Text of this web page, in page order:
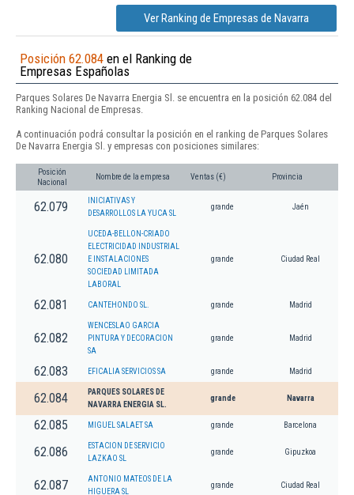
Ver Ranking de Empresas de Navarra
Posición 62.084 en el Ranking de
Empresas Españolas
Parques Solares De Navarra Energia Sl. se encuentra en la posición 62.084 del
Ranking Nacional de Empresas.
A continuación podrá consultar la posición en el ranking de Parques Solares
De Navarra Energia Sl. y empresas con posiciones similares:
Posición
Nacional
Nombre de la empresa Ventas (€) Provincia
62.079
INICIATIVAS Y
DESARROLLOS LA YUCA SL
grande Jaén
62.080
UCEDA-BELLON-CRIADO
ELECTRICIDAD INDUSTRIAL
E INSTALACIONES
SOCIEDAD LIMITADA
LABORAL
grande Ciudad Real
62.081 CANTEHONDO SL. grande Madrid
62.082
WENCESLAO GARCIA
PINTURA Y DECORACION
SA
grande Madrid
62.083 EFICALIA SERVICIOS SA grande Madrid
62.084
PARQUES SOLARES DE
NAVARRA ENERGIA SL.
grande Navarra
62.085 MIGUEL SALAET SA grande Barcelona
62.086
ESTACION DE SERVICIO
LAZKAO SL
grande Gipuzkoa
62.087
ANTONIO MATEOS DE LA
HIGUERA SL
grande Ciudad Real